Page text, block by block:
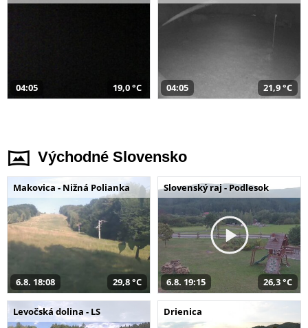
04:05 19,0 °C 04:05 21,9 °C
Východné Slovensko
Makovica - Nižná Polianka
6.8. 18:08 29,8 °C
Slovenský raj - Podlesok
6.8. 19:15 26,3 °C
Levočská dolina - LS Drienica